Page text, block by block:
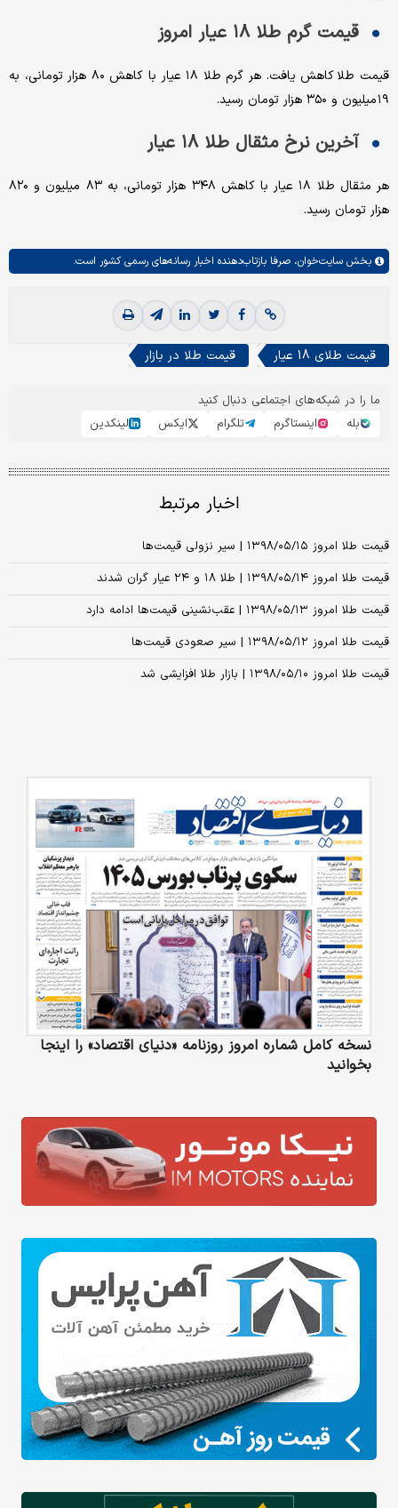
قیمت گرم طلا ۱۸ عیار امروز
قیمت طلا کاهش یافت. هر گرم طلا ۱۸ عیار با کاهش ۸۰ هزار تومانی، به
۱۹ میلیون و ۳۵۰ هزار تومان رسید.
آخرین نرخ مثقال طلا ۱۸ عیار
هر مثقال طلا ۱۸ عیار با کاهش ۳۴۸ هزار تومانی، به ۸۳ میلیون و ۸۲۰
هزار تومان رسید‌.
بخش سایت‌خوان، صرفا بازتاب‌دهنده اخبار رسانه‌های رسمی کشور است.
قیمت طلای 18 عیار قیمت طلا در بازار
ما را در شبکه‌های اجتماعی دنبال کنید
بله
اینستاگرم تلگرام ایکس لینکدین
اخبار مرتبط
قیمت طلا امروز ۱۳۹۸/۰۵/۱۵ | سیر نزولی قیمت‌ها
قیمت طلا امروز ۱۳۹۸/۰۵/۱۴ | طلا ۱۸ و ۲۴ عیار گران شدند
قیمت طلا امروز ۱۳۹۸/۰۵/۱۳ | عقب‌نشینی قیمت‌ها ادامه دارد
قیمت طلا امروز ۱۳۹۸/۰۵/۱۲ | سیر صعودی قیمت‌ها
قیمت طلا امروز ۱۳۹۸/۰۵/۱۰ | بازار طلا افزایشی شد
نسخه کامل شماره امروز روزنامه «دنیای‌ اقتصاد» را اینجا
بخوانید